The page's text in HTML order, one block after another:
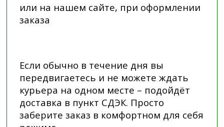
или на нашем сайте, при оформлении
заказа
Если обычно в течение дня вы
передвигаетесь и не можете ждать
курьера на одном месте – подойдёт
доставка в пункт СДЭК. Просто
заберите заказ в комфортном для себя